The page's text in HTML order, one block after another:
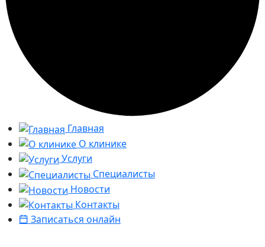
Главная
О клинике
Услуги
Специалисты
Новости
Контакты
Записаться онлайн